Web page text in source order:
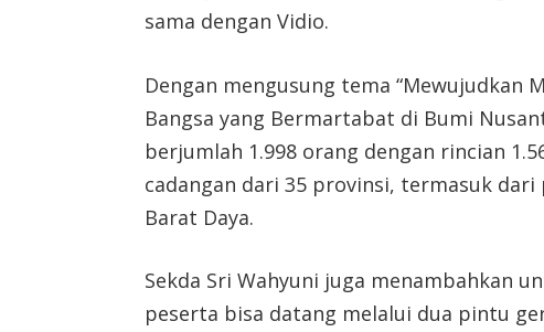
sama dengan Vidio.
Dengan mengusung tema “Mewujudkan
Bangsa yang Bermartabat di Bumi
berjumlah 1.998 orang dengan rincian
cadangan dari 35 provinsi, termasuk
Barat Daya.
Sekda Sri Wahyuni juga menambahkan
peserta bisa datang melalui dua pintu